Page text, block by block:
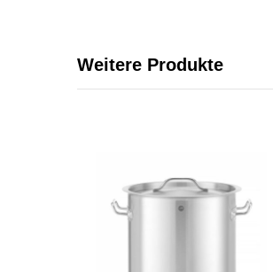
Weitere Produkte